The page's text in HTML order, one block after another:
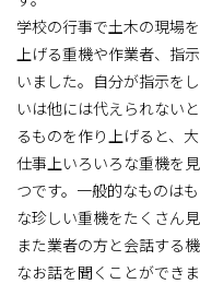
学校の行事で土木の現場
上げる重機や作業者、指
いました。自分が指示を
いは他には代えられない
るものを作り上げると、
仕事上いろいろな重機を
つです。一般的なものは
な珍しい重機をたくさん
また業者の方と会話する
なお話を聞くことができ